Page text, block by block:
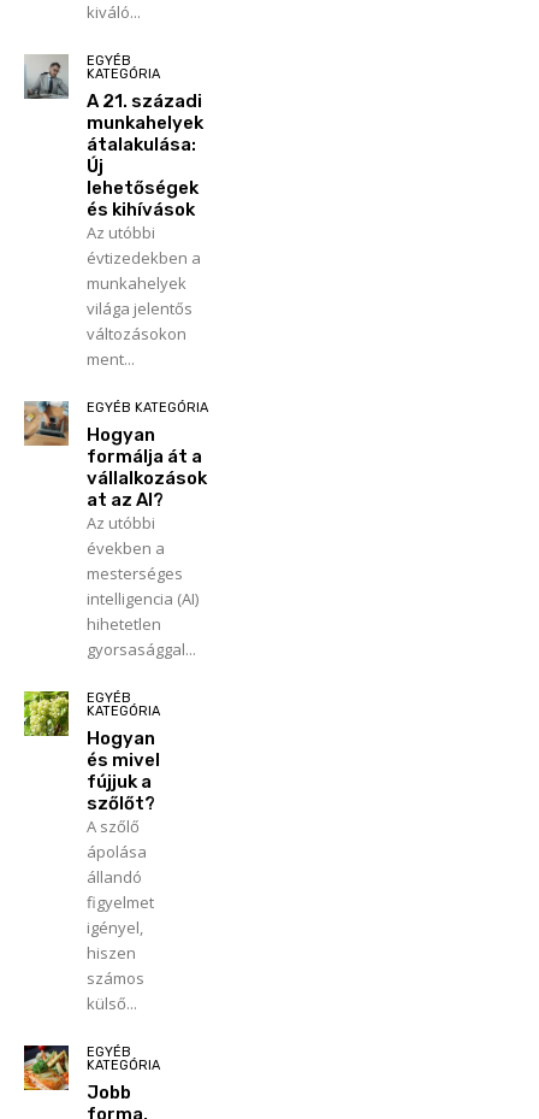
kiváló...
EGYÉB
KATEGÓRIA
A 21. századi
munkahelyek
átalakulása:
Új
lehetőségek
és kihívások
Az utóbbi
évtizedekben a
munkahelyek
világa jelentős
változásokon
ment...
EGYÉB KATEGÓRIA
Hogyan
formálja át a
vállalkozások
at az AI?
Az utóbbi
években a
mesterséges
intelligencia (AI)
hihetetlen
gyorsasággal...
EGYÉB
KATEGÓRIA
Hogyan
és mivel
fújjuk a
szőlőt?
A szőlő
ápolása
állandó
figyelmet
igényel,
hiszen
számos
külső...
EGYÉB
KATEGÓRIA
Jobb
forma,